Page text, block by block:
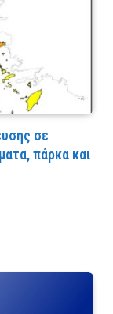
σε
πάρκα και